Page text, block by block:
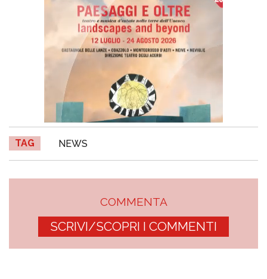
TAG NEWS
COMMENTA
SCRIVI/SCOPRI I COMMENTI